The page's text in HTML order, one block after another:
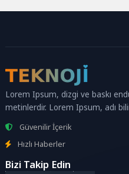
Lorem Ipsum, dizgi ve baskı
metinlerdir. Lorem Ipsum, adı
Güvenilir İçerik
Hızlı Haberler
Bizi Takip Edin